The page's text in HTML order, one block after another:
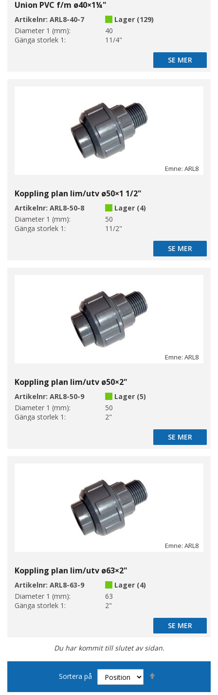
Union PVC f/m ø40×1¼"
Artikelnr: ARL8-40-7
Lager (129)
Diameter 1 (mm):
40
Gänga storlek 1:
11/4"
SE MER
SE MER
Emne: ARL8
Koppling plan lim/utv ø50×1 1/2"
Artikelnr: ARL8-50-8
Lager (4)
Diameter 1 (mm):
50
Gänga storlek 1:
11/2"
SE MER
SE MER
Emne: ARL8
Koppling plan lim/utv ø50×2"
Artikelnr: ARL8-50-9
Lager (5)
Diameter 1 (mm):
50
Gänga storlek 1:
2"
SE MER
SE MER
Emne: ARL8
Koppling plan lim/utv ø63×2"
Artikelnr: ARL8-63-9
Lager (4)
Diameter 1 (mm):
63
Gänga storlek 1:
2"
SE MER
SE MER
Du har kommit till slutet av sidan.
Sortera på